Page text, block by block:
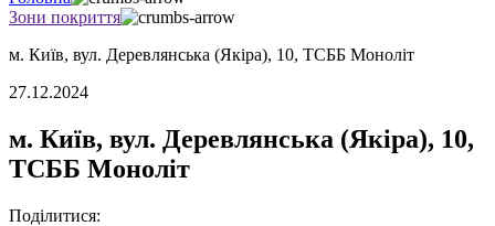
Зони покриття
м. Київ, вул. Деревлянська (Якіра), 10, ТСББ Моноліт
27.12.2024
м. Київ, вул. Деревлянська (Якіра), 10,
ТСББ Моноліт
Поділитися: